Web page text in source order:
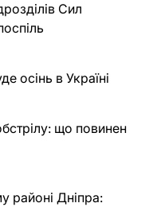
Сил
осінь в Україні
що повинен
районі Дніпра: